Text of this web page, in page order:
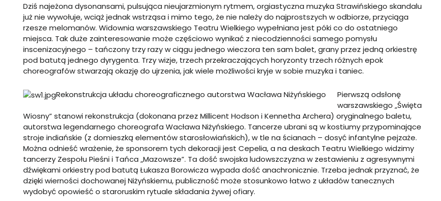
Dziś najeżona dysonansami, pulsująca nieujarzmionym rytmem, orgiastyczna muzyka Strawińskiego skandalu
już nie wywołuje, wciąż jednak wstrząsa i mimo tego, że nie należy do najprostszych w odbiorze, przyciąga
rzesze melomanów. Widownia warszawskiego Teatru Wielkiego wypełniana jest póki co do ostatniego
miejsca. Tak duże zainteresowanie może częściowo wynikać z niecodzienności samego pomysłu
inscenizacyjnego – tańczony trzy razy w ciągu jednego wieczora ten sam balet, grany przez jedną orkiestrę
pod batutą jednego dyrygenta. Trzy wizje, trzech przekraczających horyzonty trzech różnych epok
choreografów stwarzają okazję do ujrzenia, jak wiele możliwości kryje w sobie muzyka i taniec.
Rekonstrukcja układu choreograficznego autorstwa Wacława Niżyńskiego
Pierwszą odsłonę
warszawskiego „Święta
Wiosny” stanowi rekonstrukcja (dokonana przez Millicent Hodson i Kennetha Archera) oryginalnego baletu,
autorstwa legendarnego choreografa Wacława Niżyńskiego. Tancerze ubrani są w kostiumy przypominające
stroje indiańskie (z domieszką elementów starosłowiańskich), w tle na ścianach – dosyć infantylne pejzaże.
Można odnieść wrażenie, że sponsorem tych dekoracji jest Cepelia, a na deskach Teatru Wielkiego widzimy
tancerzy Zespołu Pieśni i Tańca „Mazowsze”. Ta dość swojska ludowszczyzna w zestawieniu z agresywnymi
dźwiękami orkiestry pod batutą Łukasza Borowicza wypada dość anachronicznie. Trzeba jednak przyznać, że
dzięki wierności dochowanej Niżyńskiemu, publiczność może stosunkowo łatwo z układów tanecznych
wydobyć opowieść o staroruskim rytuale składania żywej ofiary.